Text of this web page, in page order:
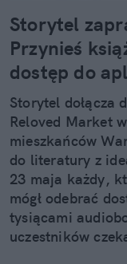
Storytel
Przynieś
dostęp do
Storytel dołącza
Reloved Market
mieszkańców
do literatury z
23 maja każdy,
mógł odebrać
tysiącami
uczestników